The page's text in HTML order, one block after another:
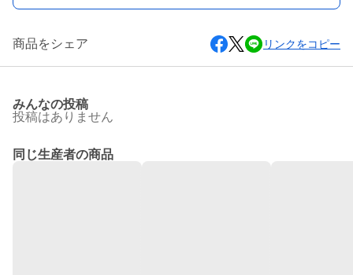
商品をシェア リンクをコピー
みんなの投稿
投稿はありません
同じ生産者の商品